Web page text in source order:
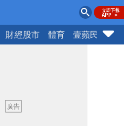
財經股市 體育 壹蘋民調